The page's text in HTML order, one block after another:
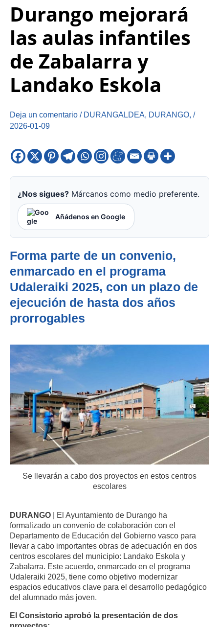
Durango mejorará
las aulas infantiles
de Zabalarra y
Landako Eskola
Deja un comentario / DURANGALDEA, DURANGO, /
2026-01-09
¿Nos sigues? Márcanos como medio preferente.
Añádenos en Google
Forma parte de un convenio,
enmarcado en el programa
Udaleraiki 2025, con un plazo de
ejecución de hasta dos años
prorrogables
Se llevarán a cabo dos proyectos en estos centros
escolares
DURANGO | El Ayuntamiento de Durango ha
formalizado un convenio de colaboración con el
Departamento de Educación del Gobierno vasco para
llevar a cabo importantes obras de adecuación en dos
centros escolares del municipio: Landako Eskola y
Zabalarra. Este acuerdo, enmarcado en el programa
Udaleraiki 2025, tiene como objetivo modernizar
espacios educativos clave para el desarrollo pedagógico
del alumnado más joven.
El Consistorio aprobó la presentación de dos